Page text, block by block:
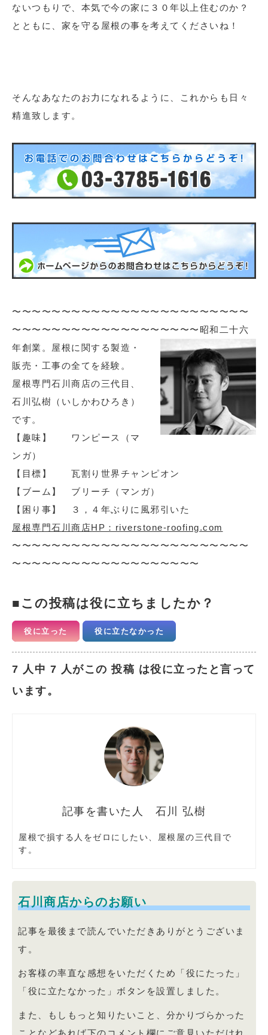
ないつもりで、本気で今の家に３０年以上住むのか？
とともに、家を守る屋根の事を考えてくださいね！
そんなあなたのお力になれるように、これからも日々
精進致します。
〜〜〜〜〜〜〜〜〜〜〜〜〜〜〜〜〜〜〜〜〜〜〜〜
〜〜〜〜〜〜〜〜〜〜〜〜〜〜〜〜〜〜〜 昭和二十六
年創業。屋根に関する製造・
販売・工事の全てを経験。
屋根専門石川商店の三代目、
石川弘樹（いしかわひろき）
です。
【趣味】 ワンピース（マ
ンガ）
【目標】 瓦割り世界チャンピオン
【ブーム】 ブリーチ（マンガ）
【困り事】 ３，４年ぶりに風邪引いた
屋根専門石川商店HP：riverstone-roofing.com
〜〜〜〜〜〜〜〜〜〜〜〜〜〜〜〜〜〜〜〜〜〜〜〜
〜〜〜〜〜〜〜〜〜〜〜〜〜〜〜〜〜〜〜
この投稿は役に立ちましたか？
役に立った 役に立たなかった
7 人中 7 人がこの 投稿 は役に立ったと言って
います。
石川 弘樹
屋根で損する人をゼロにしたい、屋根屋の三代目で
す。
石川商店からのお願い
記事を最後まで読んでいただきありがとうございま
す。
お客様の率直な感想をいただくため「役にたった」
「役に立たなかった」ボタンを設置しました。
また、もしもっと知りたいこと、分かりづらかった
ことなどあれば下のコメント欄にご意見いただけれ